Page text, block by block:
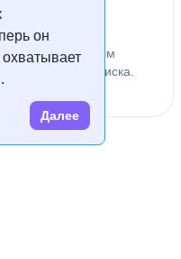
он
Далее
найдены
по заданным
условия поиска.